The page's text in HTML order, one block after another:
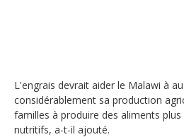
L'engrais devrait aider le Malawi à
considérablement sa production
familles à produire des aliments plus
nutritifs, a-t-il ajouté.